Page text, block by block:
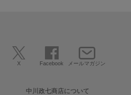
X Facebook メールマガジン
中川政七商店について